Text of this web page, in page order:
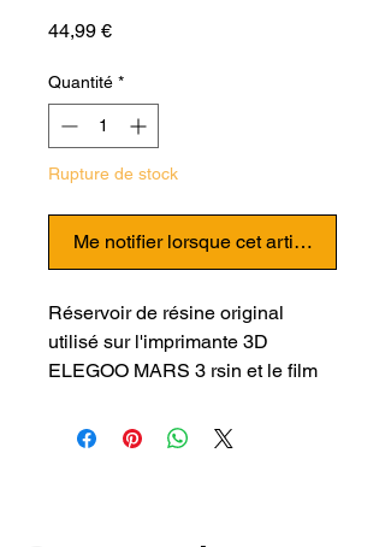
44,99 €Prix
Quantité *
Rupture de stock
Me notifier lorsque cet article est
Réservoir de résine original
utilisé sur l'imprimante 3D
ELEGOO MARS 3 rsin et le film
aluminium anodisé et de